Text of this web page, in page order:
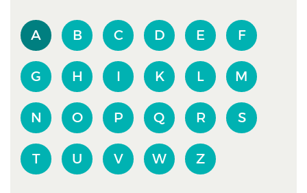
A B C D E F
G H I K L M
N O P Q R S
T U V W Z